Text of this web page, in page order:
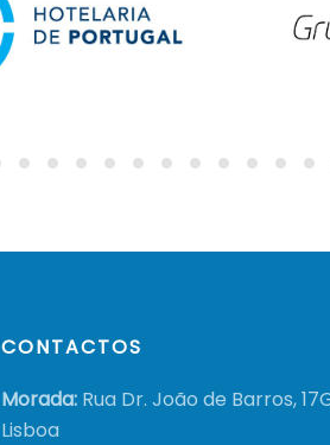
CONTACTOS
Morada: Rua Dr. João de Barros,
Lisboa